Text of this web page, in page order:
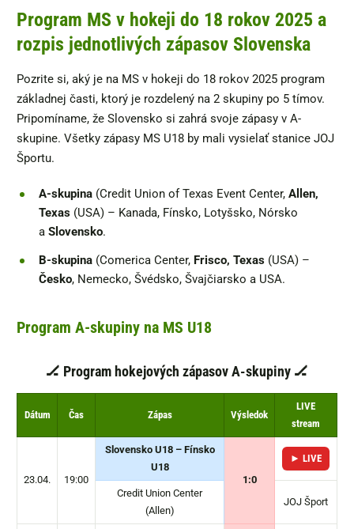
Program MS v hokeji do 18 rokov 2025 a
rozpis jednotlivých zápasov Slovenska
Pozrite si, aký je na MS v hokeji do 18 rokov 2025 program
základnej časti, ktorý je rozdelený na 2 skupiny po 5 tímov.
Pripomíname, že Slovensko si zahrá svoje zápasy v A-
skupine. Všetky zápasy MS U18 by mali vysielať stanice JOJ
Športu.
A-skupina (Credit Union of Texas Event Center, Allen,
Texas (USA) – Kanada, Fínsko, Lotyšsko, Nórsko
a Slovensko.
B-skupina (Comerica Center, Frisco, Texas (USA) –
Česko, Nemecko, Švédsko, Švajčiarsko a USA.
Program A-skupiny na MS U18
🏒 Program hokejových zápasov A-skupiny 🏒
Dátum Čas Zápas Výsledok
LIVE
stream
23.04. 19:00
Slovensko U18 – Fínsko
U18
1:0
► LIVE
Credit Union Center
(Allen)
JOJ Šport